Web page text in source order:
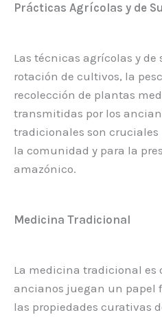
Prácticas Agrícolas y de
Las técnicas agrícolas y
rotación de cultivos, la
recolección de plantas
transmitidas por los
tradicionales son
la comunidad y para la
amazónico.
Medicina Tradicional
La medicina tradicional es
ancianos juegan un papel
las propiedades curativas